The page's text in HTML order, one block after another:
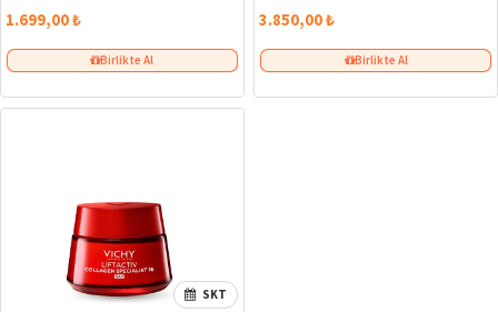
1.699,00 ₺
Birlikte Al
3.850,00 ₺
Birlikte Al
SKT